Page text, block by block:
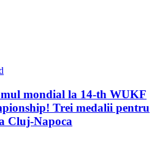
mondial la 14-th WUKF
Trei medalii pentru
Cluj-Napoca